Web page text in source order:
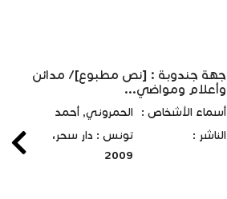
جهة جندوبة : [نص مطبوع]/ مدائن
وأعلام ومواضي...
أسماء الأشخاص :
الحمروني, أحمد‏
الناشر :
تونس : دار سحر،
2009